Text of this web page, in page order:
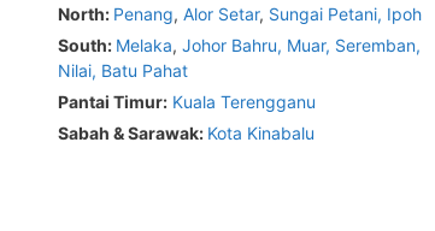
North: Penang,Alor Setar, Sungai Petani, Ipoh
South: Melaka,Johor Bahru, Muar, Seremban,
Nilai, Batu Pahat
Pantai Timur: Kuala Terengganu
Sabah & Sarawak: Kota Kinabalu